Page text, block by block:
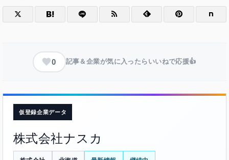
0 記事＆企業が気に入ったらいいねで応援👍
仮登録企業データ
株式会社ナスカ